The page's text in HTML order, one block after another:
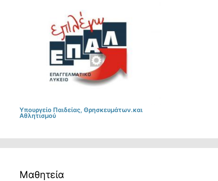
Υπουργείο Παιδείας, Θρησκευμάτων.και
Αθλητισμού
Μαθητεία